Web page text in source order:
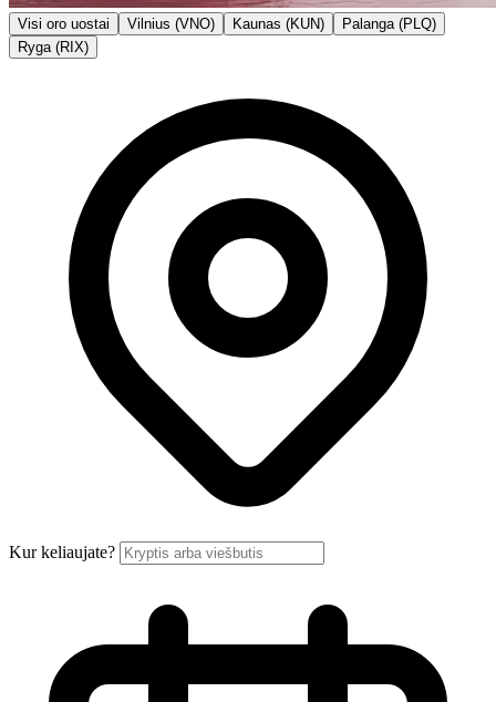
Visi oro uostai Vilnius (VNO) Kaunas (KUN)
Palanga (PLQ)
Ryga (RIX)
Kur keliaujate?